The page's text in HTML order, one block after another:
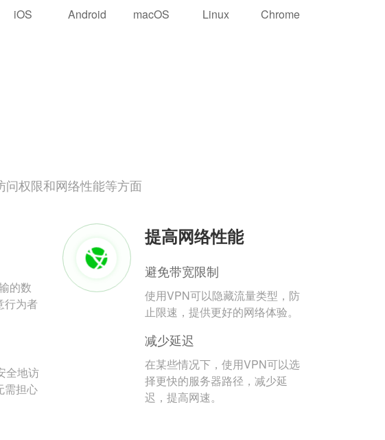
iOS Android macOS Linux Chrome
权限和网络性能等方面
的数
行为者
全地访
需担心
提高网络性能
避免带宽限制
使用VPN可以隐藏流量类型，防
止限速，提供更好的网络体验。
减少延迟
在某些情况下，使用VPN可以选
择更快的服务器路径，减少延
迟，提高网速。